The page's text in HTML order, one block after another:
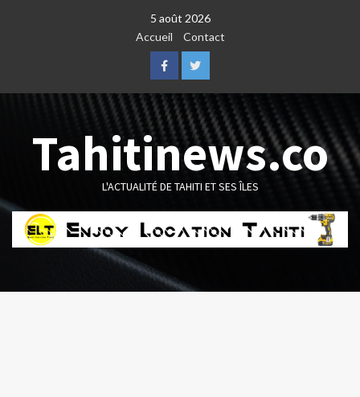
5 août 2026
Accueil
Contact
FacebookTwitter
Tahitinews.co
L'ACTUALITÉ DE TAHITI ET SES ÎLES